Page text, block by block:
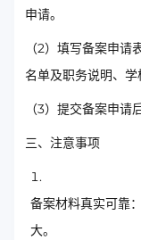
申请。
（2）填写备案申
名单及职务说明、学
（3）提交备案申请
三、注意事项
备案材料真实可靠
大。